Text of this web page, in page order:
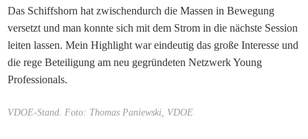
Das Schiffshorn hat zwischendurch die Massen in Bewegung
versetzt und man konnte sich mit dem Strom in die nächste Session
leiten lassen. Mein Highlight war eindeutig das große Interesse und
die rege Beteiligung am neu gegründeten Netzwerk Young
Professionals.
VDOE-Stand. Foto: Thomas Paniewski, VDOE